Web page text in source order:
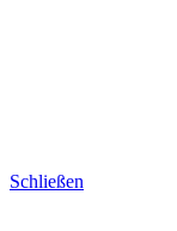
Schließen